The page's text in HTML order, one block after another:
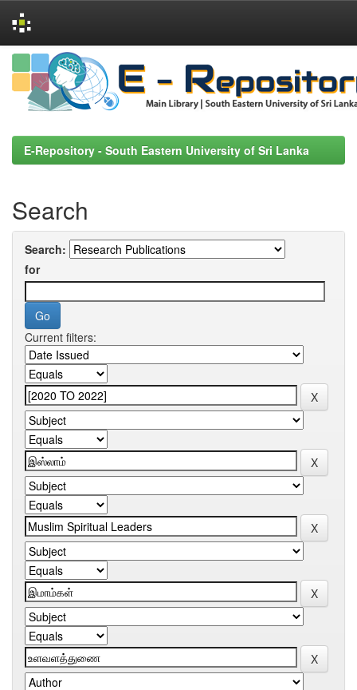
Skip
navigation
E-Repository - South Eastern University of Sri Lanka
Search
Search:
for
Current filters: